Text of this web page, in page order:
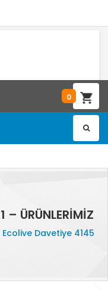
0
– ÜRÜNLERIMIZ
Ecolive Davetiye 4145